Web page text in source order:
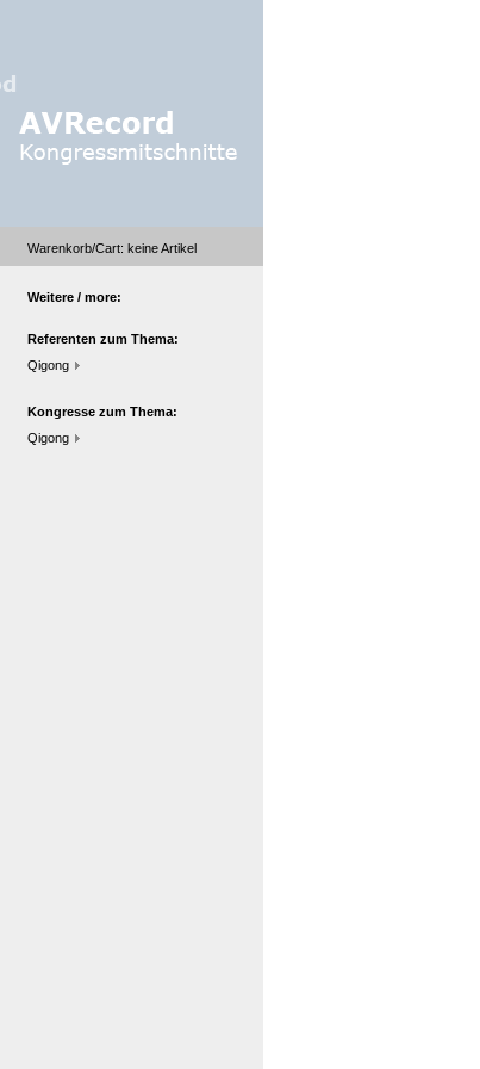
Warenkorb/Cart: keineArtikel
Weitere / more:
Referenten zum Thema:
Qigong
Kongresse zum Thema:
Qigong